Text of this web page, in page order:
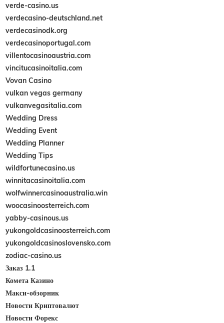
verde-casino.us
verdecasino-deutschland.net
verdecasinodk.org
verdecasinoportugal.com
villentocasinoaustria.com
vincitucasinoitalia.com
Vovan Casino
vulkan vegas germany
vulkanvegasitalia.com
Wedding Dress
Wedding Event
Wedding Planner
Wedding Tips
wildfortunecasino.us
winnitacasinoitalia.com
wolfwinnercasinoaustralia.win
woocasinoosterreich.com
yabby-casinous.us
yukongoldcasinoosterreich.com
yukongoldcasinoslovensko.com
zodiac-casino.us
Заказ 1.1
Комета Казино
Макси-обзорник
Новости Криптовалют
Новости Форекс